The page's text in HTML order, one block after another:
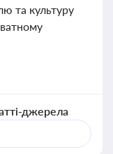
та культуру
джерела